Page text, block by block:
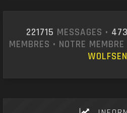
221715 MESSAGES •
MEMBRES • NOTRE